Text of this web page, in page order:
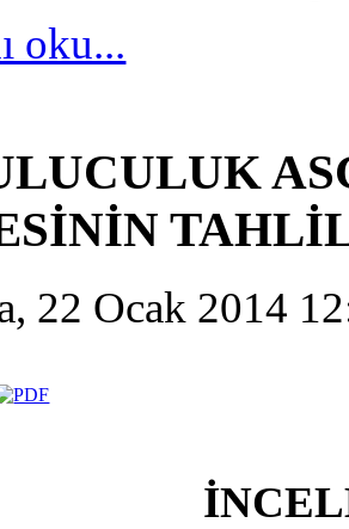
oku...
22 Ocak 2014